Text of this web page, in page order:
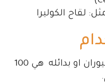
لقاح الكوليرا
الجرعة المعتادة من ماكروفيوران او بدائله هي 100